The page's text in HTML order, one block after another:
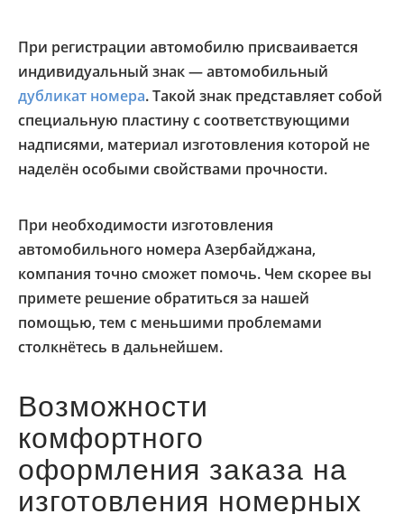
При регистрации автомобилю присваивается
индивидуальный знак — автомобильный
дубликат номера. Такой знак представляет собой
специальную пластину с соответствующими
надписями, материал изготовления которой не
наделён особыми свойствами прочности.
При необходимости изготовления
автомобильного номера Азербайджана,
компания точно сможет помочь. Чем скорее вы
примете решение обратиться за нашей
помощью, тем с меньшими проблемами
столкнётесь в дальнейшем.
Возможности
комфортного
оформления заказа на
изготовления номерных